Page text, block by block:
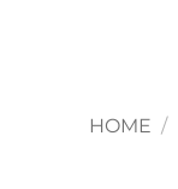
HOME /